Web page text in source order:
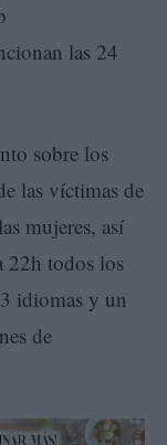
las 24
sobre los
las víctimas de
mujeres, así
22h todos los
idiomas y un
de